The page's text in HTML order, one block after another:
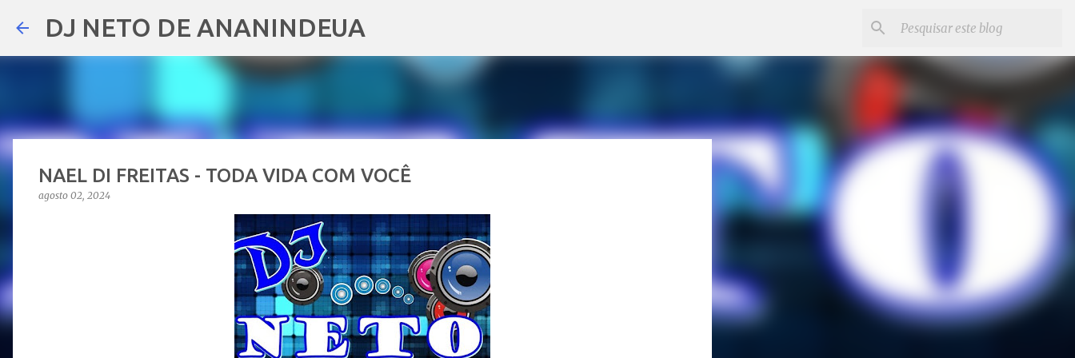
DJ NETO DE ANANINDEUA
NAEL DI FREITAS - TODA VIDA COM VOCÊ
agosto 02, 2024